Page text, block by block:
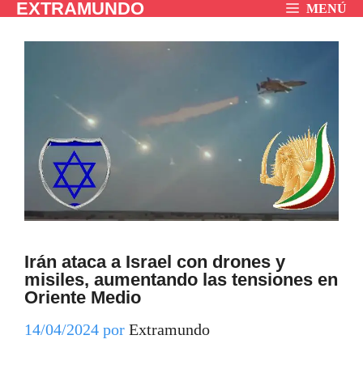
SaltarEXTRAMUNDO MENÚ
Irán ataca a Israel con drones y
misiles, aumentando las tensiones en
Oriente Medio
14/04/2024 por Extramundo